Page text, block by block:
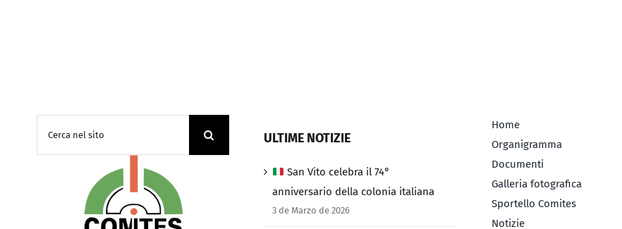
ULTIME NOTIZIE
San Vito celebra il 74°
anniversario della colonia italiana
3 de Marzo de 2026
Home
Organigramma
Documenti
Galleria fotografica
Sportello Comites
Notizie